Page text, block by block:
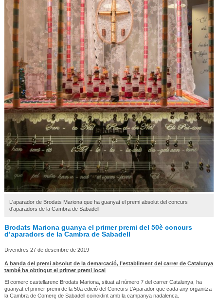
L'aparador de Brodats Mariona que ha guanyat el premi absolut del concurs
d'aparadors de la Cambra de Sabadell
Brodats Mariona guanya el primer premi del 50è concurs
d’aparadors de la Cambra de Sabadell
Divendres 27 de desembre de 2019
A banda del premi absolut de la demarcació, l’establiment del carrer de Catalunya
també ha obtingut el primer premi local
El comerç castellarenc Brodats Mariona, situat al número 7 del carrer Catalunya, ha
guanyat el primer premi de la 50a edició del Concurs L’Aparador que cada any organitza
la Cambra de Comerç de Sabadell coincidint amb la campanya nadalenca.